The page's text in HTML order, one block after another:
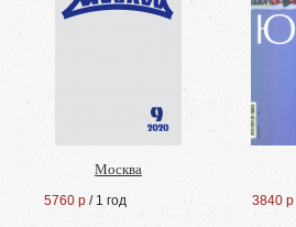
Москва
5760 р / 1 год 3840 р